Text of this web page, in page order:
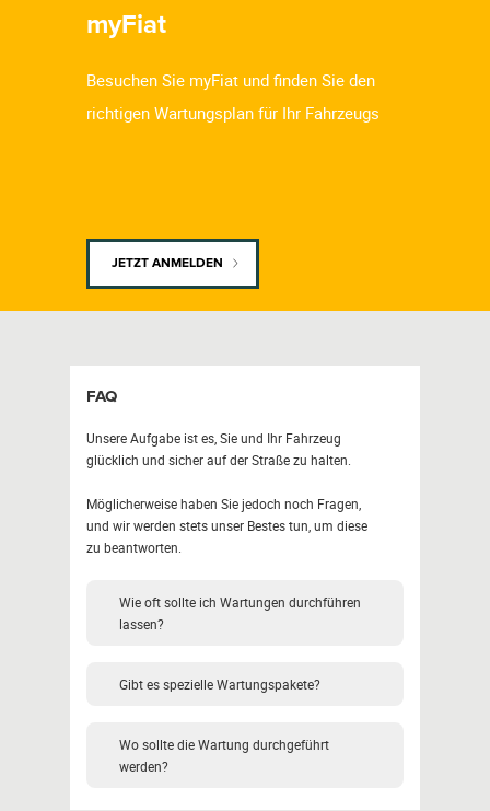
myFiat
Besuchen Sie myFiat und finden Sie den
richtigen Wartungsplan für Ihr Fahrzeugs
JETZT ANMELDEN
FAQ
Unsere Aufgabe ist es, Sie und Ihr Fahrzeug
glücklich und sicher auf der Straße zu halten.
Möglicherweise haben Sie jedoch noch Fragen,
und wir werden stets unser Bestes tun, um diese
zu beantworten.
Wie oft sollte ich Wartungen durchführen
lassen?
Gibt es spezielle Wartungspakete?
Wo sollte die Wartung durchgeführt
werden?